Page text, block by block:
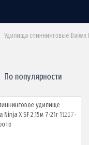
Удилища спиннинговые Daiwa
По популярности